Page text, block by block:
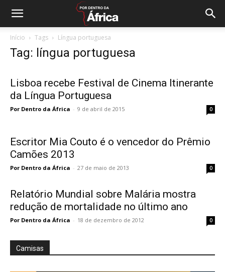
Início Tags Língua portuguesa
Tag: língua portuguesa
Lisboa recebe Festival de Cinema Itinerante
da Língua Portuguesa
Por Dentro da África - 9 de abril de 2015 0
Escritor Mia Couto é o vencedor do Prêmio
Camões 2013
Por Dentro da África - 27 de maio de 2013 0
Relatório Mundial sobre Malária mostra
redução de mortalidade no último ano
Por Dentro da África - 18 de dezembro de 2012 0
Camisas